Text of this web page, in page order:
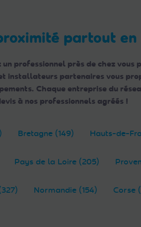
partout en
un professionnel près de chez
installateurs partenaires vous
Chaque entreprise du
à nos professionnels agréés !
Bretagne (149) Hauts-de-
Pays de la Loire (205)
Normandie (154) Corse